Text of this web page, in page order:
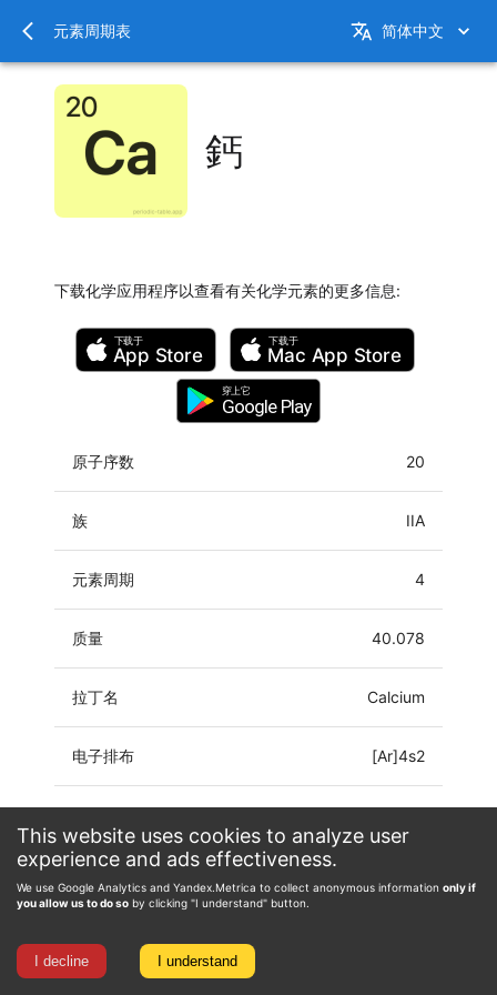
This website uses cookies to analyze user
experience and ads effectiveness.
We use Google Analytics and Yandex.Metrica to collect anonymous information only if
you allow us to do so by clicking "I understand" button.
I decline I understand
元素周期表 简体中文
鈣
下载化学应用程序以查看有关化学元素的更多信息:
下载于
App Store
下载于
Mac App Store
穿上它
Google Play
原子序数 20
族 IIA
元素周期 4
质量 40.078
拉丁名 Calcium
电子排布 [Ar]4s2